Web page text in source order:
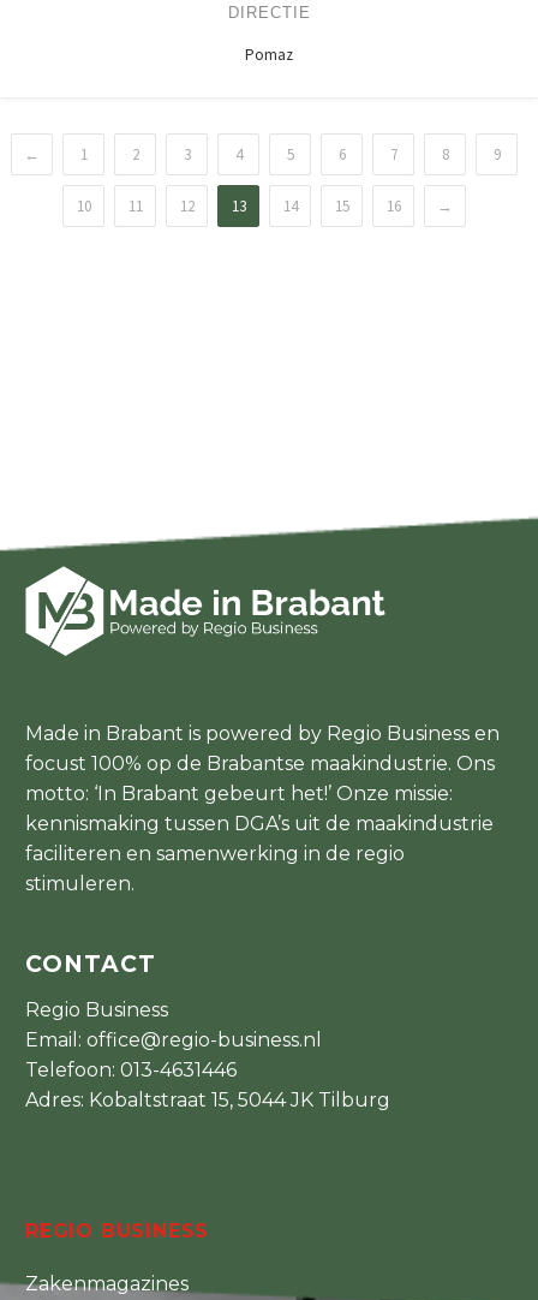
DIRECTIE
Pomaz
← 1 2 3 4 5 6 7 8 9
10 11 12 13 14 15 16 →
Made in Brabant is powered by Regio Business en
focust 100% op de Brabantse maakindustrie. Ons
motto: ‘In Brabant gebeurt het!’ Onze missie:
kennismaking tussen DGA’s uit de maakindustrie
faciliteren en samenwerking in de regio
stimuleren.
CONTACT
Regio Business
Email: office@regio-business.nl
Telefoon: 013-4631446
Adres: Kobaltstraat 15, 5044 JK Tilburg
REGIO BUSINESS
Zakenmagazines